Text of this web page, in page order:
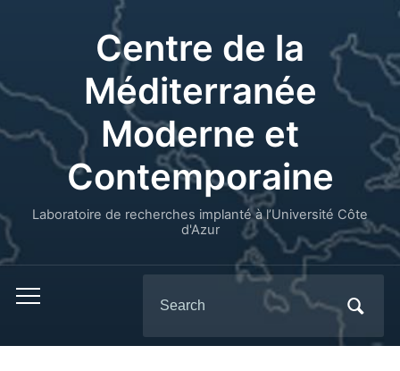
Centre de la
Méditerranée
Moderne et
Contemporaine
Laboratoire de recherches implanté à l’Université Côte
d'Azur
for: